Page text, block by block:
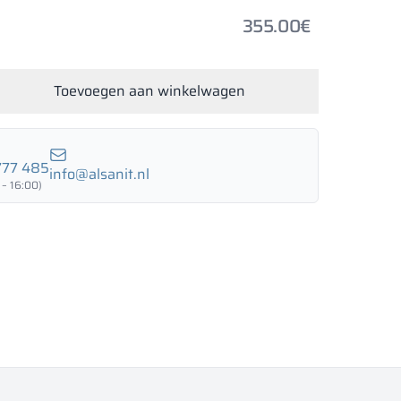
355.00€
Toevoegen aan winkelwagen
485
16:00) info@alsanit.nl
ASH
JA
NEE